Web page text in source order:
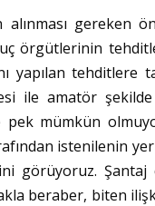
gereken
örgütlerinin
yapılan
ile amatör
mümkün
istenilenin
görüyoruz.
beraber, biten